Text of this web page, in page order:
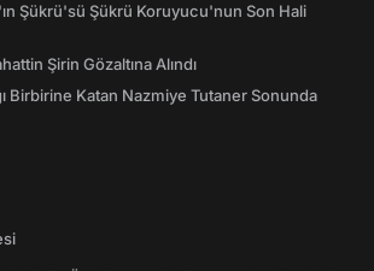
Şükrü'sü Şükrü Koruyucu'nun Son Hali
Şirin Gözaltına Alındı
Birbirine Katan Nazmiye Tutaner Sonunda